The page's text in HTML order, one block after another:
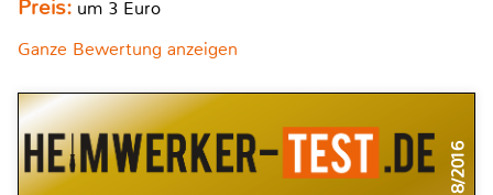
Preis: um 3 Euro
Ganze Bewertung anzeigen
8/2016